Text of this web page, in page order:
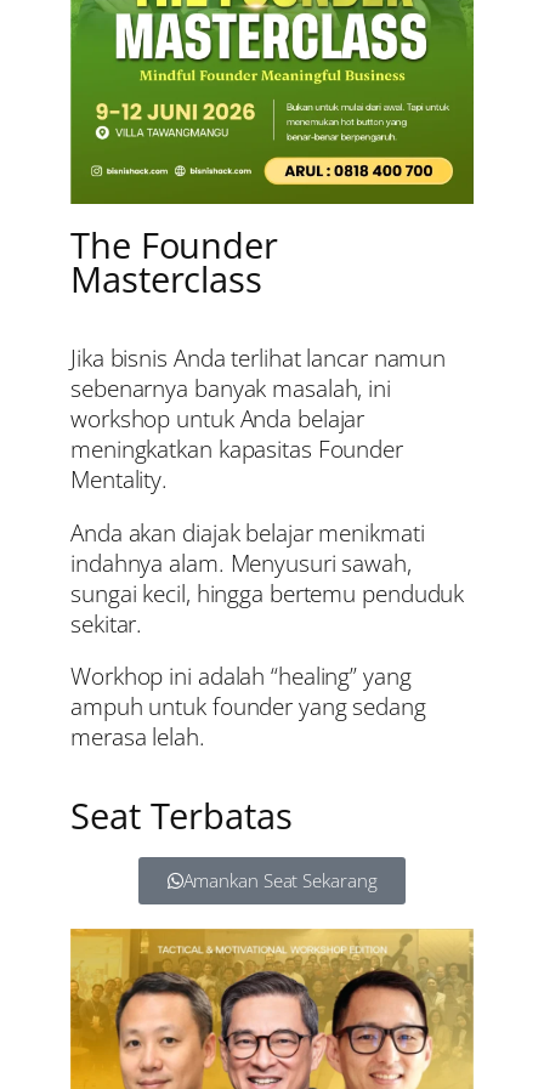
The Founder
Masterclass
Jika bisnis Anda terlihat lancar namun
sebenarnya banyak masalah, ini
workshop untuk Anda belajar
meningkatkan kapasitas Founder
Mentality.
Anda akan diajak belajar menikmati
indahnya alam. Menyusuri sawah,
sungai kecil, hingga bertemu penduduk
sekitar.
Workhop ini adalah “healing” yang
ampuh untuk founder yang sedang
merasa lelah.
Seat Terbatas
Amankan Seat Sekarang